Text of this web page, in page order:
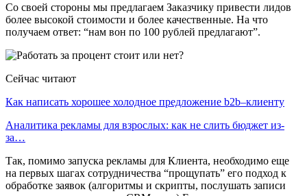
Со своей стороны мы предлагаем Заказчику привести лидов
более высокой стоимости и более качественные. На что
получаем ответ: “нам вон по 100 рублей предлагают”.
Сейчас читают
Как написать хорошее холодное предложение b2b–клиенту
Аналитика рекламы для взрослых: как не слить бюджет из-
за…
Так, помимо запуска рекламы для Клиента, необходимо еще
на первых шагах сотрудничества “прощупать” его подход к
обработке заявок (алгоритмы и скрипты, послушать записи